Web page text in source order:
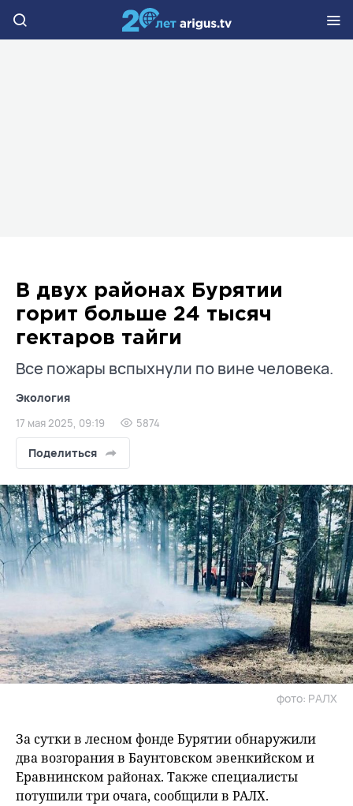
В двух районах Бурятии
горит больше 24 тысяч
гектаров тайги
Все пожары вспыхнули по вине человека.
Экология
17 мая 2025, 09:19 5874
Поделиться
фото: РАЛХ
За сутки в лесном фонде Бурятии обнаружили
два возгорания в Баунтовском эвенкийском и
Еравнинском районах. Также специалисты
потушили три очага, сообщили в РАЛХ.